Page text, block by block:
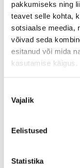
pakkumiseks ning
teavet selle kohta,
sotsiaalse meedia,
võivad seda
esitanud või mida
kasutamise käigus.
valik
Vajalik
Eelistused
Statistika